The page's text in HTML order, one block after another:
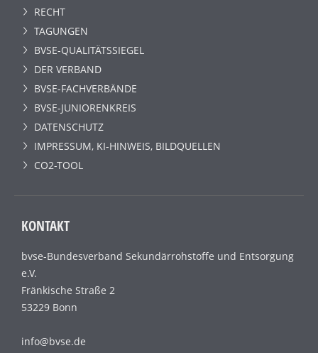
RECHT
TAGUNGEN
BVSE-QUALITÄTSSIEGEL
DER VERBAND
BVSE-FACHVERBÄNDE
BVSE-JUNIORENKREIS
DATENSCHUTZ
IMPRESSUM, KI-HINWEIS, BILDQUELLEN
CO2-TOOL
KONTAKT
bvse-Bundesverband Sekundärrohstoffe und Entsorgung
e.V.
Fränkische Straße 2
53229 Bonn
info@bvse.de